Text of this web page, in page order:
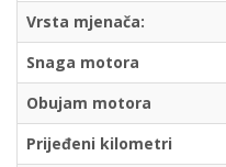
Vrsta mjenača:
Snaga motora
Obujam motora
Prijeđeni kilometri